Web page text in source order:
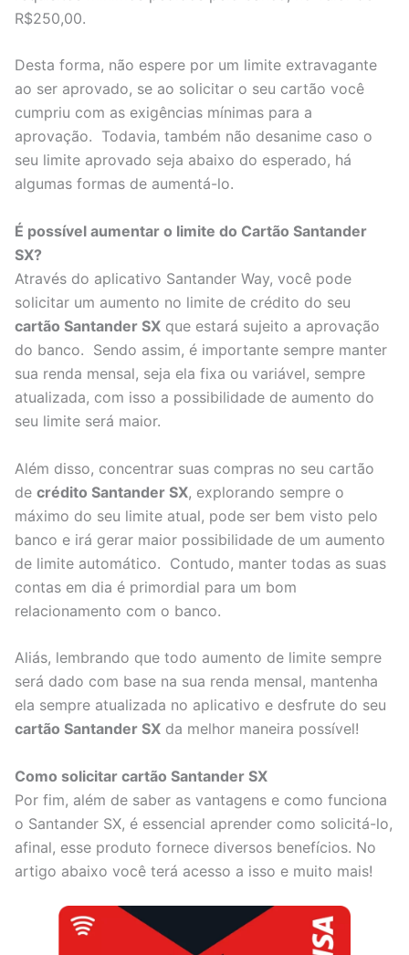
R$250,00.
Desta forma, não espere por um limite extravagante
ao ser aprovado, se ao solicitar o seu cartão você
cumpriu com as exigências mínimas para a
aprovação. Todavia, também não desanime caso o
seu limite aprovado seja abaixo do esperado, há
algumas formas de aumentá-lo.
É possível aumentar o limite do Cartão Santander
SX?
Através do aplicativo Santander Way, você pode
solicitar um aumento no limite de crédito do seu
cartão Santander SX que estará sujeito a aprovação
do banco. Sendo assim, é importante sempre manter
sua renda mensal, seja ela fixa ou variável, sempre
atualizada, com isso a possibilidade de aumento do
seu limite será maior.
Além disso, concentrar suas compras no seu cartão
de crédito Santander SX, explorando sempre o
máximo do seu limite atual, pode ser bem visto pelo
banco e irá gerar maior possibilidade de um aumento
de limite automático. Contudo, manter todas as suas
contas em dia é primordial para um bom
relacionamento com o banco.
Aliás, lembrando que todo aumento de limite sempre
será dado com base na sua renda mensal, mantenha
ela sempre atualizada no aplicativo e desfrute do seu
cartão Santander SX da melhor maneira possível!
Como solicitar cartão Santander SX
Por fim, além de saber as vantagens e como funciona
o Santander SX, é essencial aprender como solicitá-lo,
afinal, esse produto fornece diversos benefícios. No
artigo abaixo você terá acesso a isso e muito mais!